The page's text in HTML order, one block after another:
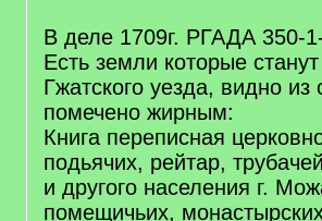
В деле 1709г. РГАДА 350-
Есть земли которые
Гжатского уезда, видно из
помечено жирным:
Книга переписная
подьячих, рейтар,
и другого населения г.
помещичьих,